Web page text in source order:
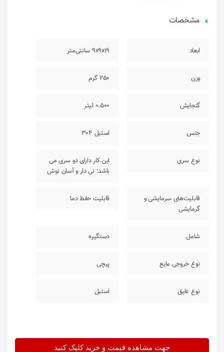
مشخصات
ابعاد 9x9x19 سانتی‌متر
وزن 250 گرم
گنجایش 0.500 لیتر
جنس استیل 304
نوع سری
این کار دارای دو سری می
باشد: نی دار و آسان نوش
قابلیت‌های سرمایشی و
گرمایشی
قابلیت حفظ دما
شامل دستگیره
نوع خروجی مایع پیچی
نوع عایق استیل
جهت مشاهده قیمت و خرید کلیک کنید